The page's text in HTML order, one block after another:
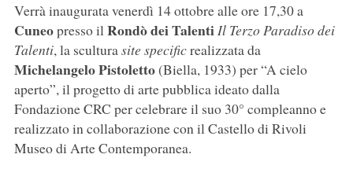
Verrà inaugurata venerdì 14 ottobre alle ore 17,30 a
Cuneopresso ilRondò dei TalentiIl Terzo Paradiso dei
Talenti, la sculturasite specificrealizzata da
Michelangelo Pistoletto(Biella, 1933) per “A cielo
aperto”, il progetto di arte pubblica ideato dalla
Fondazione CRC per celebrare il suo 30° compleanno e
realizzato in collaborazione con il Castello di Rivoli
Museo di Arte Contemporanea.